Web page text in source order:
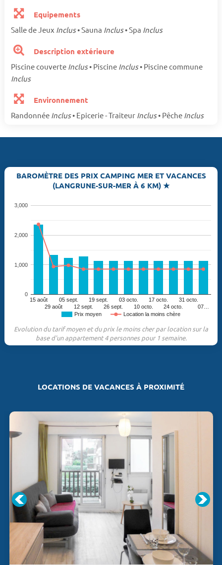
Equipements
Salle de Jeux Inclus• Sauna Inclus• Spa Inclus
Description extérieure
Piscine couverte Inclus• Piscine Inclus• Piscine commune
Inclus
Environnement
Randonnée Inclus• Epicerie - Traiteur Inclus• Pêche Inclus
BAROMÈTRE DES PRIX CAMPING MER ET VACANCES
(LANGRUNE-SUR-MER À 6 KM) ★
Prix moyen Location la moins chère
15 août
29 août
05 sept.
12 sept.
19 sept.
26 sept.
03 octo.
10 octo.
17 octo.
24 octo.
31 octo.
07…
0
1,000
2,000
3,000
Evolution du tarif moyen et du prix le moins cher par location sur la
base d'un appartement 4 personnes pour 1 semaine.
LOCATIONS DE VACANCES À PROXIMITÉ